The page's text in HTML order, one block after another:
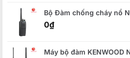
Bộ Đàm chống cháy nổ
0₫
Máy bộ đàm KENWOOD